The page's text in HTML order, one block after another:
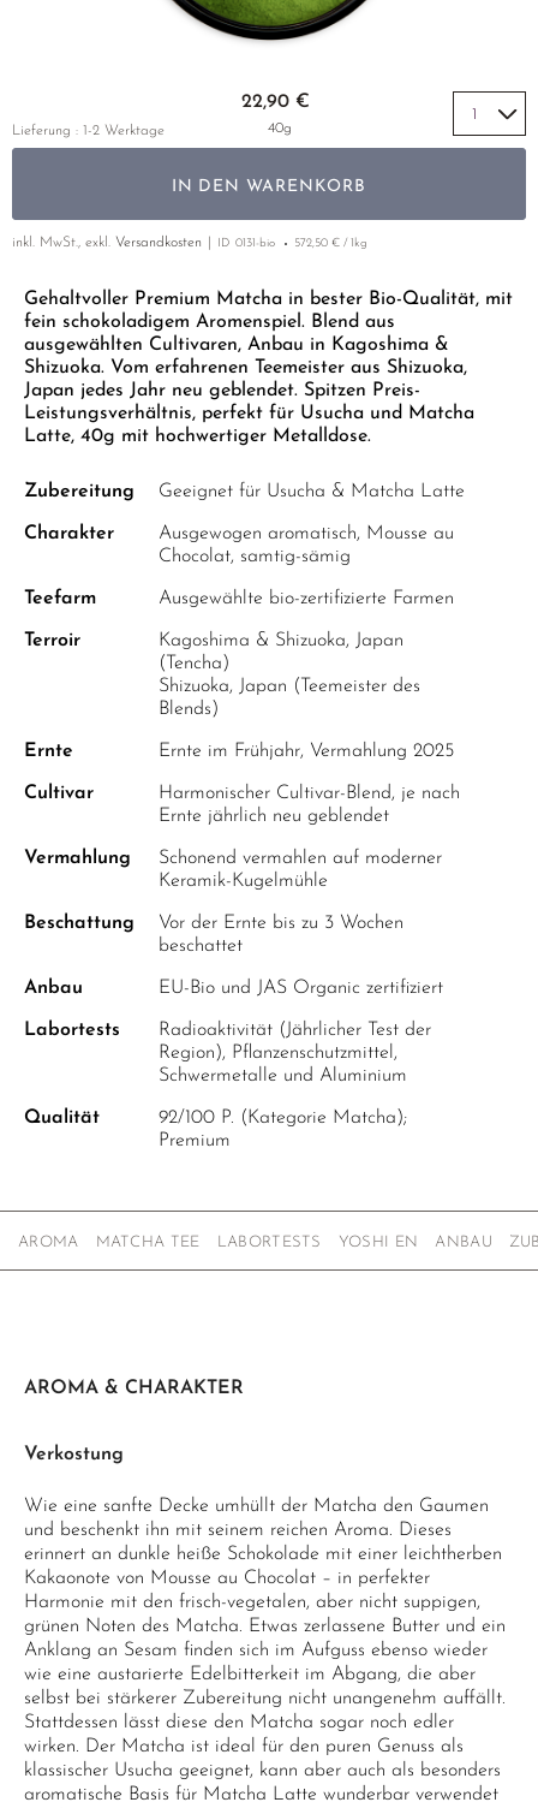
SETS & GIFTS
PHOENIX DANCONG
ZHANGPING SHUI XIAN
JAPAN
THAILAND
EMPFEHLUNGEN
SETS & GIFTS
TÜRKEI
EMPFEHLUNGEN
SETS & GIFTS
NACH SORTE
SELTENE INCENCES
Gehaltvoller Premium Matcha in bester Bio-Qualität, mit
fein schokoladigem Aromenspiel. Blend aus
ausgewählten Cultivaren, Anbau in Kagoshima &
Shizuoka. Vom erfahrenen Teemeister aus Shizuoka,
Japan jedes Jahr neu geblendet. Spitzen Preis-
Leistungsverhältnis, perfekt für Usucha und Matcha
Latte, 40g mit hochwertiger Metalldose.
Zubereitung Geeignet für Usucha & Matcha Latte
Charakter
Ausgewogen aromatisch, Mousse au
Chocolat, samtig-sämig
Teefarm Ausgewählte bio-zertifizierte Farmen
Terroir
Kagoshima & Shizuoka, Japan
(Tencha)
Shizuoka, Japan (Teemeister des
Blends)
Ernte Ernte im Frühjahr, Vermahlung 2025
Cultivar
Harmonischer Cultivar-Blend, je nach
Ernte jährlich neu geblendet
Vermahlung
Schonend vermahlen auf moderner
Keramik-Kugelmühle
Beschattung
Vor der Ernte bis zu 3 Wochen
beschattet
Anbau EU-Bio und JAS Organic zertifiziert
Labortests
Radioaktivität (Jährlicher Test der
Region), Pflanzenschutzmittel,
Schwermetalle und Aluminium
Qualität
92/100 P. (Kategorie Matcha);
Premium
22,90 €
40g
IN DEN WARENKORB
Lieferung : 1-2 Werktage
inkl. MwSt., exkl. Versandkosten ID 0131-bio 572,50 € / 1kg
AROMA MATCHA TEE LABORTESTS YOSHI EN ANBAU
AROMA & CHARAKTER
Verkostung
Wie eine sanfte Decke umhüllt der Matcha den Gaumen
und beschenkt ihn mit seinem reichen Aroma. Dieses
erinnert an dunkle heiße Schokolade mit einer leichtherben
Kakaonote von Mousse au Chocolat – in perfekter
Harmonie mit den frisch-vegetalen, aber nicht suppigen,
grünen Noten des Matcha. Etwas zerlassene Butter und ein
Anklang an Sesam finden sich im Aufguss ebenso wieder
wie eine austarierte Edelbitterkeit im Abgang, die aber
selbst bei stärkerer Zubereitung nicht unangenehm auffällt.
Stattdessen lässt diese den Matcha sogar noch edler
wirken. Der Matcha ist ideal für den puren Genuss als
klassischer Usucha geeignet, kann aber auch als besonders
aromatische Basis für Matcha Latte wunderbar verwendet